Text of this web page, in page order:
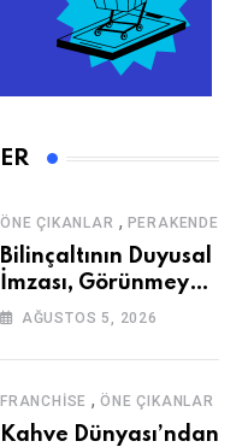
ÖNE ÇIKANLAR , PERAKENDE
Bilinçaltının Duyusal
İmzası, Görünmeyen
GüçAĞUSTOS 5, 2026
FRANCHISE ,ÖNE ÇIKANLAR
Kahve Dünyası’ndan